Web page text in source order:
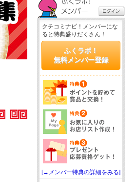
クチコミナビ！メンバーにな
ると特典盛りだくさん！
ふくラボ！
無料メンバー登録
[→メンバー特典の詳細をみる]